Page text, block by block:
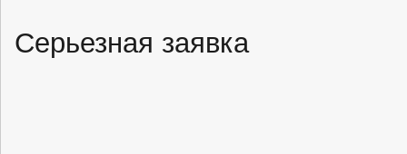
Серьезная заявка